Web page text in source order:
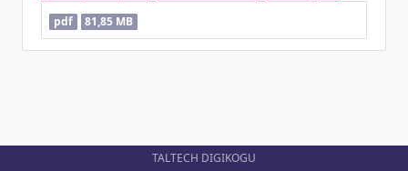
pdf
81,85 MB
TALTECH DIGIKOGU